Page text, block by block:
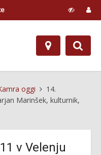
oggi
14.
Marinšek, kulturnik,
v Velenju